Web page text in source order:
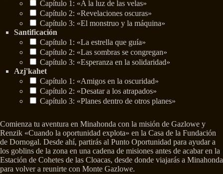
Capítulo 1: «A la luz de las velas»
Capítulo 2: «Revelaciones oscuras»
Capítulo 3: «El monstruo y la máquina»
Santificación
Capítulo 1: «La estrella que guía»
Capítulo 2: «Las sombras se congregan»
Capítulo 3: «Esperanza en la solidaridad»
Azj'kahet
Capítulo 1: «Amigos en la oscuridad»
Capítulo 2: «Desatar a los atrapados»
Capítulo 3: «Planes dentro de otros planes»
Comienza tu aventura en Minahonda con la misión de Gazlowe y
Renzik «Cuando la oportunidad explota» en la Casa de la Fundación
de Dornogal. Desde ahí, partirás al Punto Oportunidad para ayudar a
los goblins de la zona en una cadena de misiones antes de acabar en la
Estación de Cohetes de las Cloacas, desde donde viajarás a Minahonda
para volver a reunirte con Monte Gazlowe.